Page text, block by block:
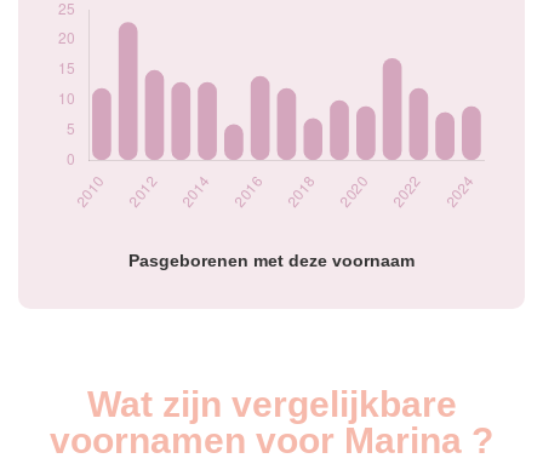
Pasgeborenen met deze voornaam
Popularité du
prénom Marina par
2021
2022
2023
Wat zijn vergelijkbare
voornamen voor Marina ?